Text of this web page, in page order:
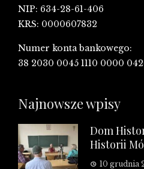
NIP: 634-28-61-406
KRS: 0000607832
Numer konta bankowego:
38 2030 0045 1110 0000
Najnowsze wpisy
Dom
Historii
10 grudnia